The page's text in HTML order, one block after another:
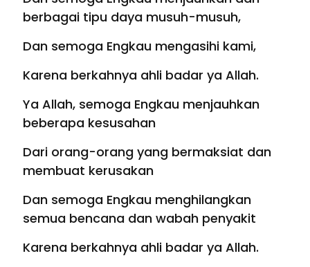
berbagai tipu daya musuh-musuh,
Dan semoga Engkau mengasihi kami,
Karena berkahnya ahli badar ya Allah.
Ya Allah, semoga Engkau menjauhkan
beberapa kesusahan
Dari orang-orang yang bermaksiat dan
membuat kerusakan
Dan semoga Engkau menghilangkan
semua bencana dan wabah penyakit
Karena berkahnya ahli badar ya Allah.